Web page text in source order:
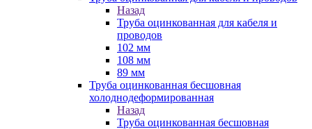
Назад
Труба оцинкованная для кабеля и
проводов
102 мм
108 мм
89 мм
Труба оцинкованная бесшовная
холоднодеформированная
Назад
Труба оцинкованная бесшовная